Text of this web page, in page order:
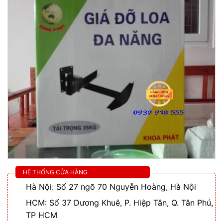
HỆ THỐNG CỬA HÀNG
Hà Nội: Số 27 ngõ 70 Nguyễn Hoàng, Hà Nội
HCM: Số 37 Dương Khuê, P. Hiệp Tân, Q. Tân Phú,
TP HCM